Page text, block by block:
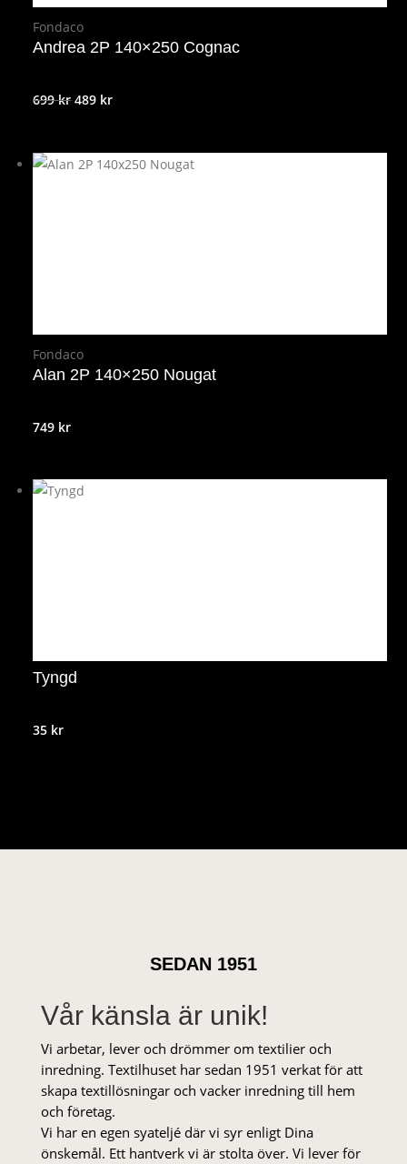
Fondaco
Andrea 2P 140×250 Cognac
699krDet
var:
489 krDet
är:
Fondaco
Alan 2P 140×250 Nougat
749 kr
Tyngd
35 kr
SEDAN 1951
Vår känsla är unik!
Vi arbetar, lever och drömmer om textilier och
inredning. Textilhuset har sedan 1951 verkat för att
skapa textillösningar och vacker inredning till hem
och företag.
Vi har en egen syateljé där vi syr enligt Dina
önskemål. Ett hantverk vi är stolta över. Vi lever för